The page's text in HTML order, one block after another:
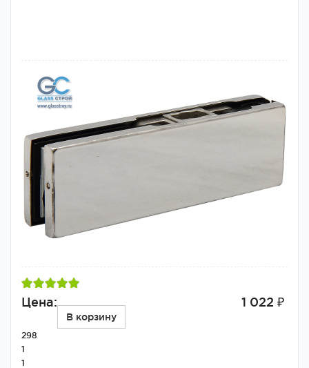
Цена: 1 022 ₽
В корзину
298
1
1